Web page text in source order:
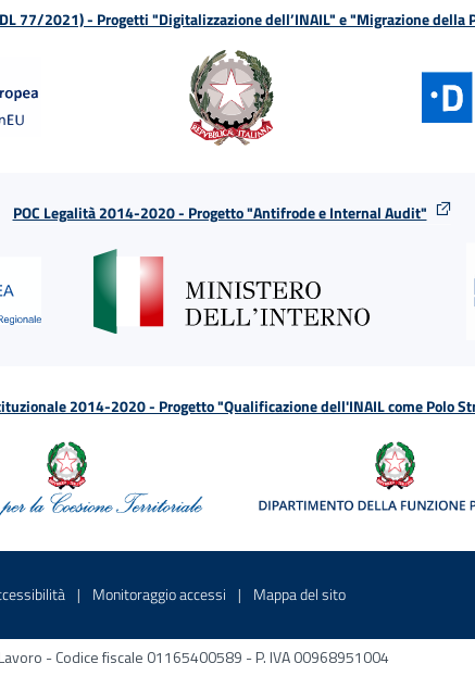
77/2021) - Progetti "Digitalizzazione dell’INAIL" e "Migrazione della
POC Legalità 2014-2020 - Progetto "Antifrode e Internal Audit"
2014-2020 - Progetto "Qualificazione dell'INAIL come Polo
nuova finestraSito interno - Apre in una nuova finestra
Monitoraggio accessi Sito interno - Apre in una nuova
Mappa del sitoSito interno - Apre
- Codice fiscale 01165400589 - P. IVA 00968951004